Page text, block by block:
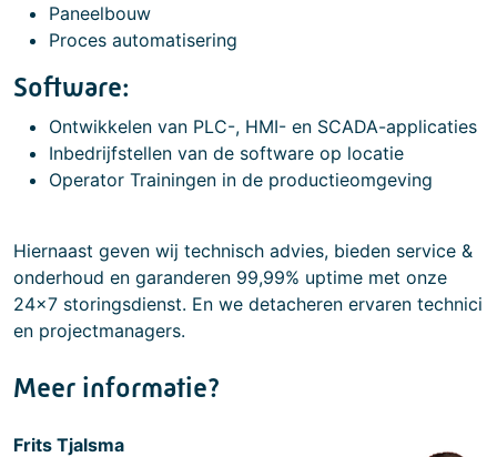
Paneelbouw
Proces automatisering
Software:
Ontwikkelen van PLC-, HMI- en SCADA-applicaties
Inbedrijfstellen van de software op locatie
Operator Trainingen in de productieomgeving
Hiernaast geven wij technisch advies, bieden service &
onderhoud en garanderen 99,99% uptime met onze
24x7 storingsdienst. En we detacheren ervaren technici
en projectmanagers.
Meer informatie?
Frits Tjalsma